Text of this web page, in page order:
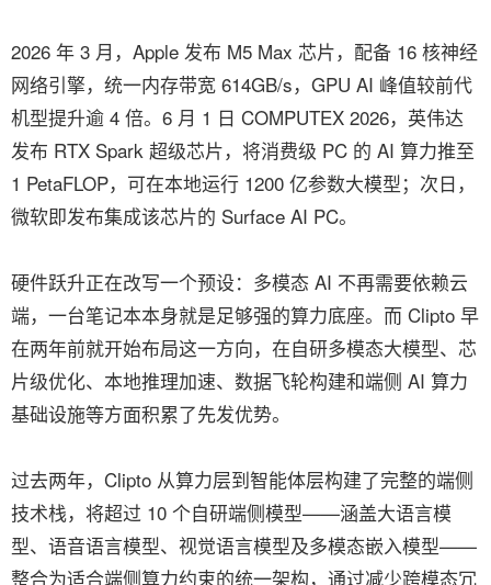
2026 年 3 月，Apple 发布 M5 Max 芯片，配备 16 核神经
网络引擎，统一内存带宽 614GB/s，GPU AI 峰值较前代
机型提升逾 4 倍。6 月 1 日 COMPUTEX 2026，英伟达
发布 RTX Spark 超级芯片，将消费级 PC 的 AI 算力推至
1 PetaFLOP，可在本地运行 1200 亿参数大模型；次日，
微软即发布集成该芯片的 Surface AI PC。
硬件跃升正在改写一个预设：多模态 AI 不再需要依赖云
端，一台笔记本本身就是足够强的算力底座。而 Clipto 早
在两年前就开始布局这一方向，在自研多模态大模型、芯
片级优化、本地推理加速、数据飞轮构建和端侧 AI 算力
基础设施等方面积累了先发优势。
过去两年，Clipto 从算力层到智能体层构建了完整的端侧
技术栈，将超过 10 个自研端侧模型——涵盖大语言模
型、语音语言模型、视觉语言模型及多模态嵌入模型——
整合为适合端侧算力约束的统一架构，通过减少跨模态冗